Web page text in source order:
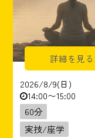
詳細を見る
2026/8/9(日)
14:00〜15:00
60分
実技/座学